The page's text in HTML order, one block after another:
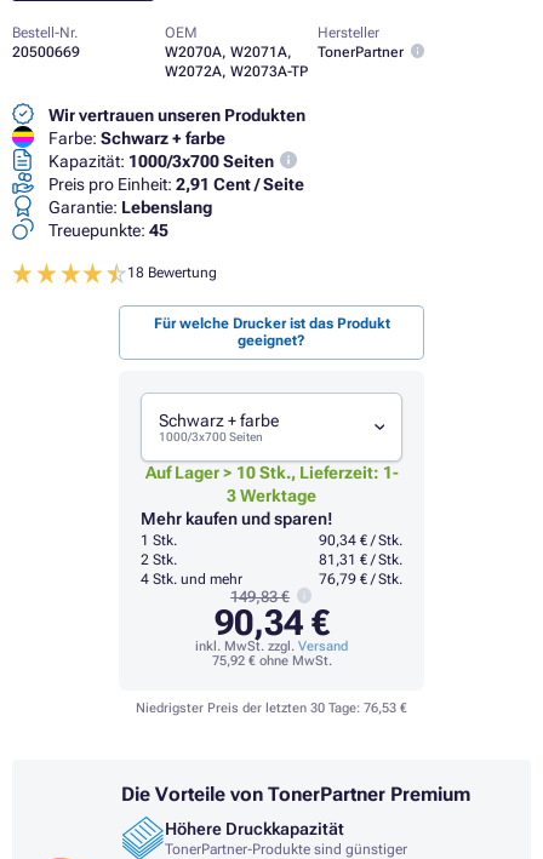
Bestell-Nr.
20500669
OEM
W2070A, W2071A,
W2072A, W2073A-TP
Hersteller
TonerPartner
Wir vertrauen unseren Produkten
Farbe: Schwarz + farbe
Kapazität: 1000/3x700 Seiten
Preis pro Einheit: 2,91 Cent / Seite
Garantie: Lebenslang
Treuepunkte: 45
18 Bewertung
Für welche Drucker ist das Produkt
geeignet?
Schwarz + farbe
1000/3x700 Seiten
Auf Lager > 10 Stk., Lieferzeit: 1-
3 Werktage
Mehr kaufen und sparen!
1 Stk.
90,34 € / Stk.
2 Stk.
81,31 € / Stk.
4 Stk. und mehr
76,79 € / Stk.
149,83 €
90,34 €
inkl. MwSt. zzgl. Versand
75,92 €ohne MwSt.
Niedrigster Preis der letzten 30 Tage: 76,53 €
Die Vorteile von TonerPartner Premium
Höhere Druckkapazität
TonerPartner-Produkte sind günstiger